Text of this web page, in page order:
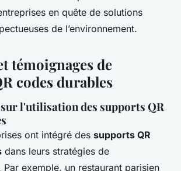
en quête de solutions
de l’environnement.
témoignages de
codes durables
sur l'utilisation des supports QR
ont intégré des supports QR
dans leurs stratégies de
exemple, un restaurant parisien